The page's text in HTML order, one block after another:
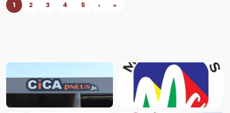
1 2 3 4 5 › »